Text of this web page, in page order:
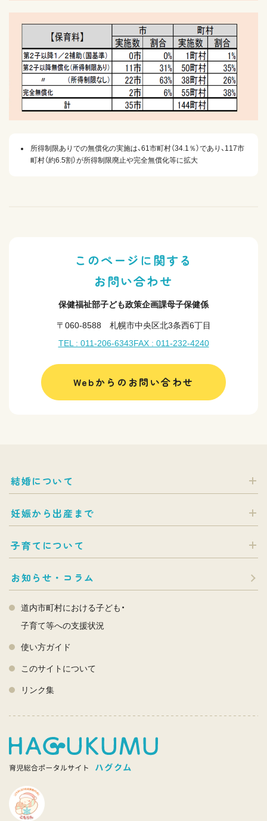
所得制限ありでの無償化の実施は、61市町村（34.1％）であり、117市
町村（約6.5割）が所得制限廃止や完全無償化等に拡大
このページに関する
お問い合わせ
保健福祉部子ども政策企画課母子保健係
〒060-8588 札幌市中央区北3条西6丁目
TEL : 011-206-6343FAX : 011-232-4240
Webからのお問い合わせ
結婚について
妊娠から出産まで
子育てについて
お知らせ・コラム
道内市町村における子ども・
子育て等への支援状況
使い方ガイド
このサイトについて
リンク集